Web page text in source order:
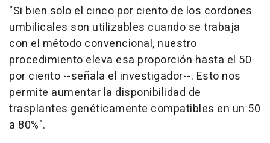
"Si bien solo el cinco por ciento de los cordones
umbilicales son utilizables cuando se trabaja
con el método convencional, nuestro
procedimiento eleva esa proporción hasta el 50
por ciento --señala el investigador--. Esto nos
permite aumentar la disponibilidad de
trasplantes genéticamente compatibles en un 50
a 80%".